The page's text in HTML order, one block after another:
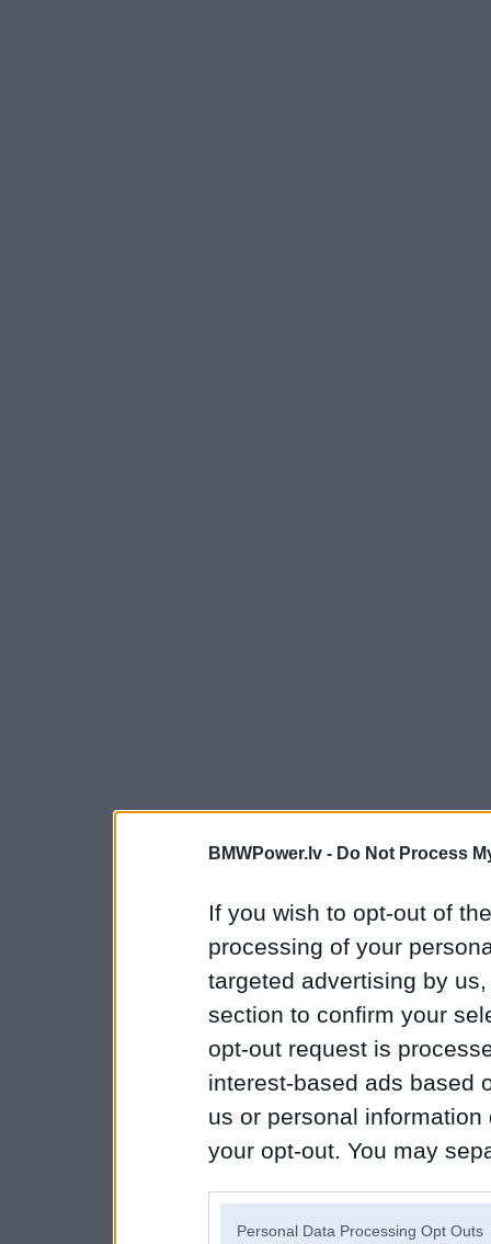
BMWPower.lv - Do Not Process
If you wish to opt-out of
processing of your
targeted advertising by
section to confirm your
opt-out request is
interest-based ads based
us or personal
your opt-out. You may
Personal Data Processing Opt Outs